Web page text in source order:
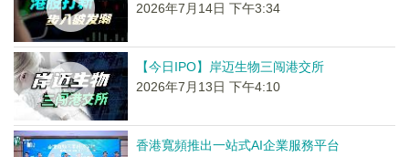
2026年7月14日 下午3:34
【今日IPO】岸迈生物三闯港交所
2026年7月13日 下午4:10
香港寬頻推出一站式AI企業服務平台